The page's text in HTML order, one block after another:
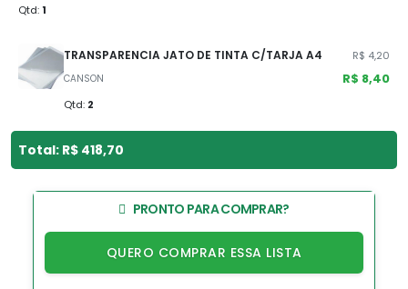
Qtd: 1
TRANSPARENCIA JATO DE TINTA C/TARJA A4
CANSON
Qtd: 2
R$ 4,20
R$ 8,40
Total: R$ 418,70
PRONTO PARA COMPRAR?
QUERO COMPRAR ESSA LISTA